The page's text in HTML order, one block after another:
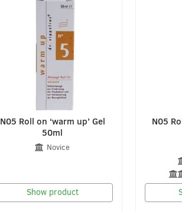
N05 Roll on ‘warm up’ Gel
50ml
Novice
Show product
N05